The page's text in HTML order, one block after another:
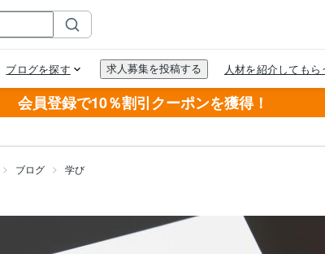
会員登録で10％割引クーポンを獲得！
ブログ 学び